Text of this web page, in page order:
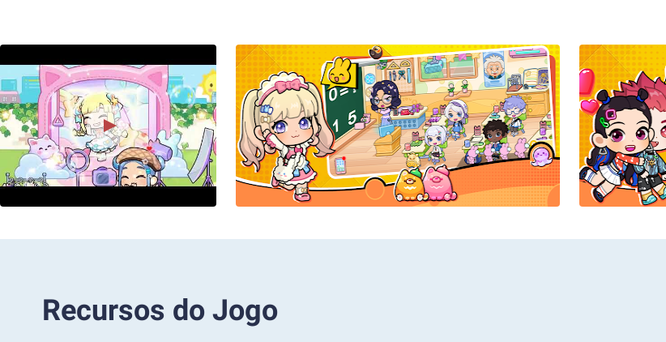
Recursos do Jogo